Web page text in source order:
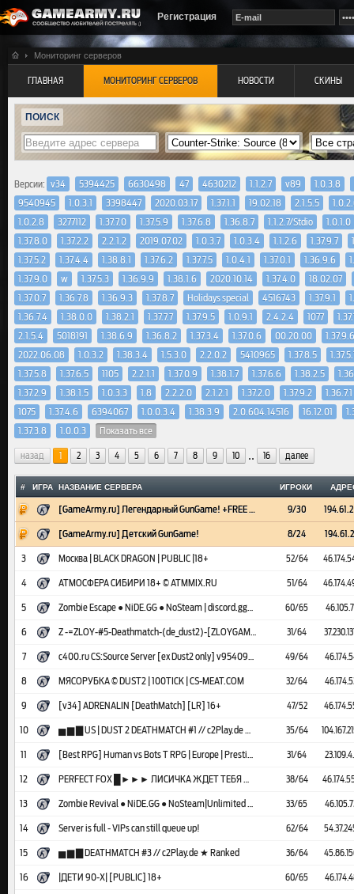
Регистрация
Мониторинг серверов
ГЛАВНАЯ МОНИТОРИНГ СЕРВЕРОВ НОВОСТИ СКИНЫ
ПОИСК
Версии: v34 5394425 6630498 47 4630212 1.1.2.7 v89
1.0.3.8
9540945
1.0.3.1 3398447 2020.03.17 1.37.1.1 19.02.18 2.1.5.5
1.0.2.8
3277112 1.37.7.0 1.37.5.9 1.37.6.8 1.36.8.7 1.1.2.7/Stdio
1.0.1.0
1.37.8.0
1.37.2.2 2.2.1.2 2019.07.02 1.0.3.7 1.0.3.4 1.1.2.6 1.37.9.7
1.37.5.2
1.37.4.4 1.38.8.1 1.37.6.2 1.37.7.5 1.0.4.1 1.37.0.1 1.36.9.6
1.37.9.0
w 1.37.5.3 1.36.9.9 1.38.1.6 2020.10.14 1.37.4.0
18.02.07
1.37.0.7
1.36.7.8 1.36.9.3 1.37.8.7 Holidays special 4516743 1.37.9.1
1.36.7.4
1.38.0.0 1.38.2.1 1.37.7.7 1.37.9.5 1.0.9.1 2.4.2.4 1077
2.1.5.4
5018191 1.38.6.9 1.36.8.2 1.37.3.4 1.37.0.6 00.20.00
1.37.9.6
2022.06.08
1.0.3.2 1.38.3.4 1.5.3.0 2.2.0.2 5410965 1.37.8.5
1.37.5.8
1.37.6.5 1105 2.2.1.1 1.37.0.9 1.38.1.7 1.37.6.6 1.38.2.5
1.37.2.9
1.38.1.5 1.0.3.3 1.8 2.2.2.0 2.1.2.1 1.37.2.0 1.37.9.2
1.36.7.1
1075
1.37.4.6 6394067 1.0.0.3.4 1.38.3.9 2.0.604.14516 16.12.01
1.37.3.8
1.0.0.3 Показать все
назад 1 2 3 4 5 6 7 8 9 10 .. 16 далее
# ИГРА НАЗВАНИЕ СЕРВЕРА ИГРОКИ
[GameArmy.ru] Легендарный GunGame! +FREE VIP 9/30
[GameArmy.ru] Детский GunGame! 8/24
3 Москва | BLACK DRAGON | PUBLIC |18+ 52/64
4 АТМОСФЕРА СИБИРИ 18+ © ATMMIX.RU 51/64
5 Zombie Escape ● NiDE.GG ● NoSteam | discord.gg/nide 60/65
6 Z -=ZLOY-#5-Deathmatch-(de_dust2)-[ZLOYGAMES.COM]=- 31/64
7 c400.ru CS:Source Server [ex Dust2 only] v9540945 [HLstatsX] 49/64
8 МЯСОРУБКА © DUST2 | 100TICK | CS-MEAT.COM 32/64
9 [v34] ADRENALIN [DeathMatch] [LR] 16+ 47/52
10 ▅ ▆ ▇ US | DUST 2 DEATHMATCH #1 // c2Play.de ★ Ranked 35/64
11 [Best RPG] Human vs Bots T RPG | Europe | Prestige | Fastdl 31/64
12 PERFECT FOX █►►► ЛИCИЧKA ЖДET TEБЯ ◄◄◄█ 38/64
13 Zombie Revival ● NiDE.GG ● NoSteam|Unlimited Ammo|Shop 33/65
14 Server is full - VIPs can still queue up! 62/64
15 ▅ ▆ ▇ DEATHMATCH #3 // c2Play.de ★ Ranked 36/64
16 |ДЕТИ 90-X| [PUBLIC] 18+ 60/65